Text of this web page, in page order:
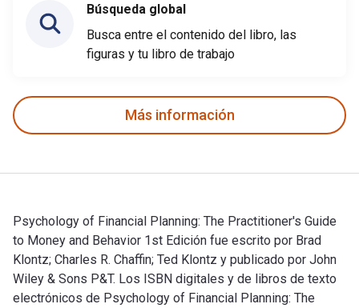
Búsqueda global
Busca entre el contenido del libro, las
figuras y tu libro de trabajo
Más información
Psychology of Financial Planning: The Practitioner's Guide
to Money and Behavior 1st Edición fue escrito por Brad
Klontz; Charles R. Chaffin; Ted Klontz y publicado por John
Wiley & Sons P&T. Los ISBN digitales y de libros de texto
electrónicos de Psychology of Financial Planning: The